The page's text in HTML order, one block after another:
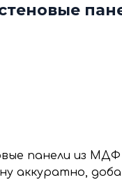
панели из МДФ
аккуратно,